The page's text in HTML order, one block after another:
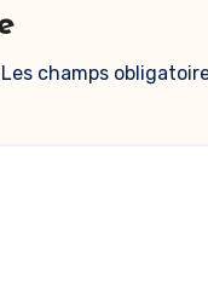
Les champs